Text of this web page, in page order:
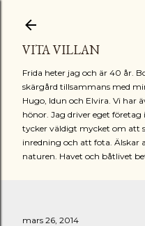
VITA VILLAN
Frida heter jag och är 40 år.
skärgård tillsammans med
Hugo, Idun och Elvira. Vi har
hönor. Jag driver eget
tycker väldigt mycket om att
inredning och att fota. Älskar
naturen. Havet och båtlivet
mars 26, 2014